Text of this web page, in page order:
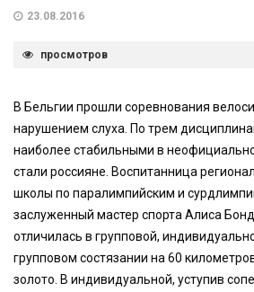
23.08.2016
просмотров
В Бельгии прошли соревнования
нарушением слуха. По трем
наиболее стабильными в
стали россияне. Воспитанница
школы по паралимпийским и
заслуженный мастер спорта Алиса
отличилась в групповой,
групповом состязании на 60
золото. В индивидуальной, уступив